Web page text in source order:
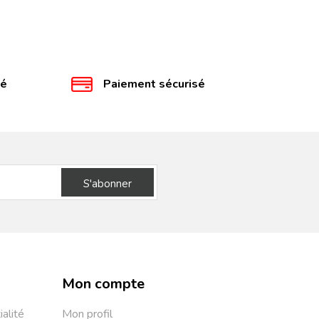
Paiement sécurisé
S'abonner
Mon compte
Mon profil